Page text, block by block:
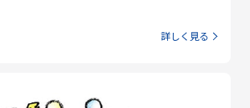
詳しく見る